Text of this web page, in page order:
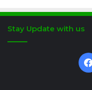
Stay Update with us